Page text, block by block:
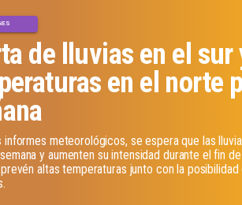
de lluvias en el sur
en el norte
informes meteorológicos, se espera que las
y aumenten su intensidad durante el fin de
altas temperaturas junto con la